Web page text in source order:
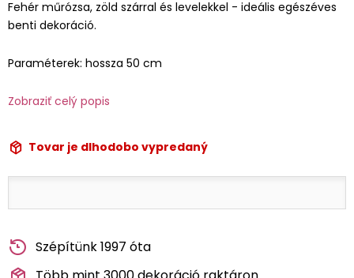
Fehér műrózsa, zöld szárral és levelekkel - ideális egészéves
benti dekoráció.
Paraméterek: hossza 50 cm
Zobraziť celý popis
Tovar je dlhodobo vypredaný
Szépítünk 1997 óta